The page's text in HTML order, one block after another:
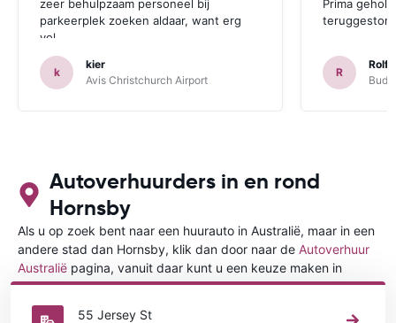
zeer behulpzaam personeel bij
parkeerplek zoeken aldaar, want erg
vol.
k
kier
Avis Christchurch Airport
Prima
R
Rolf
Autoverhuurders in en rond
Hornsby
Als u op zoek bent naar een huurauto in Australië, maar in een
andere stad dan Hornsby, klik dan door naar de Autoverhuur
Australië pagina, vanuit daar kunt u een keuze maken in
welke stad in Australië u een auto huren wilt.
55 Jersey St